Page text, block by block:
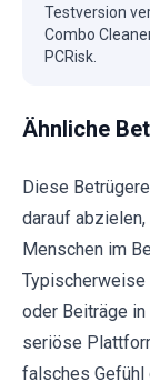
Testversion
Combo
PCRisk.
Ähnliche
Diese
darauf
Menschen im
oder Beiträge
seriöse
falsches Gefühl